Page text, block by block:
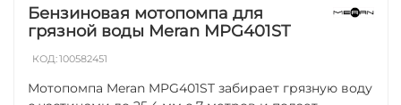
Бензиновая мотопомпа для
грязной воды Meran MPG401ST
КОД:100582451
Мотопомпа Meran MPG401ST забирает грязную воду